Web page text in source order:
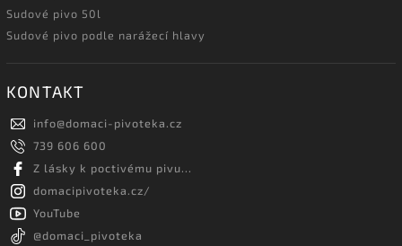
Sudové pivo 50l
Sudové pivo podle narážecí hlavy
KONTAKT
info@domaci-pivoteka.cz
739 606 600
Z lásky k poctivému pivu...
domacipivoteka.cz/
YouTube
@domaci_pivoteka